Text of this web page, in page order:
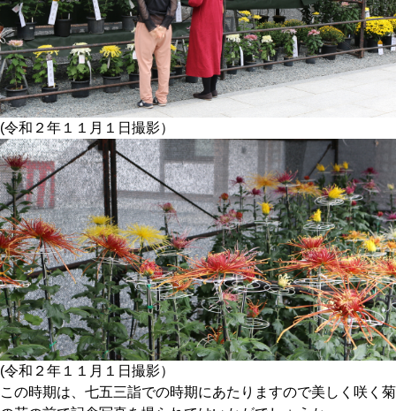
(令和２年１１月１日撮影）
(令和２年１１月１日撮影）
この時期は、七五三詣での時期にあたりますので美しく咲く菊